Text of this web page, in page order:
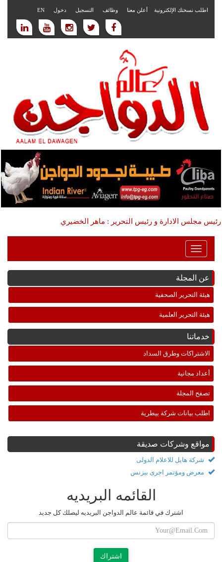
اطلب نسختك الإلكترونية أعلن معنا وظائف التسجيل دخول EN
رئيس مجلس الادارة و رئيس التحرير : ماهر الخضيري
Toggle
Navigation
عن المجلة
هيئة التحرير الصحفية
هيئة التحرير العلمية
خدماتنا
الاشتراكات وطرق السداد
أعداد مجانية
تصفح المجلة
اطلب بيانات شركة بيطرية
مواقع وشركات صديقة
شركة هايل للاعلام الدولى
معرض ومؤتمر اجرى بيزنس
القائمه البريديه
اشترك في قائمة عالم الدواجن البريديه ليصلك كل جديد
اشتراك